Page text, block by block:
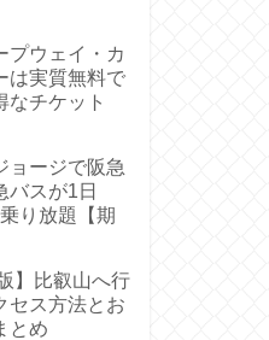
プウェイ・カ
は実質無料で
なチケット
ョージで阪急
バスが1日
り放題【期
】比叡山へ行
セス方法とお
とめ